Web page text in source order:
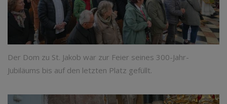
Der Dom zu St. Jakob war zur Feier seines 300-Jahr-
Jubiläums bis auf den letzten Platz gefüllt.